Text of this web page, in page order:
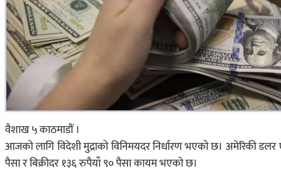
वैशाख ५ काठमाडौं ।
आजको लागि विदेशी मुद्राको विनिमयदर निर्धारण भएको छ। अमेरिकी
पैसा र बिक्रीदर १३६ रुपैयाँ ९० पैसा कायम भएको छ।